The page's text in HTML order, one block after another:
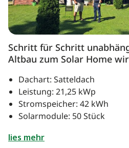
Schritt für Schritt
Altbau zum Solar Home
Dachart: Satteldach
Leistung: 21,25 kWp
Stromspeicher: 42 kWh
Solarmodule: 50 Stück
lies mehr